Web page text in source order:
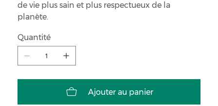
de vie plus sain et plus respectueux de la
planète.
Quantité
Ajouter au panier